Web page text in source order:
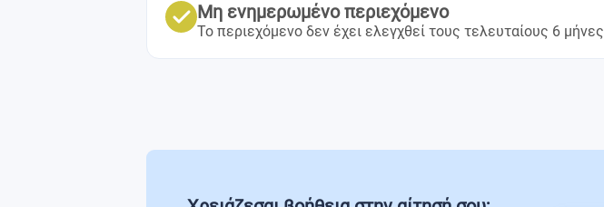
Μη ενημερωμένο περιεχόμενο
Το περιεχόμενο δεν έχει ελεγχθεί τους τελευταίους 6 μήνες